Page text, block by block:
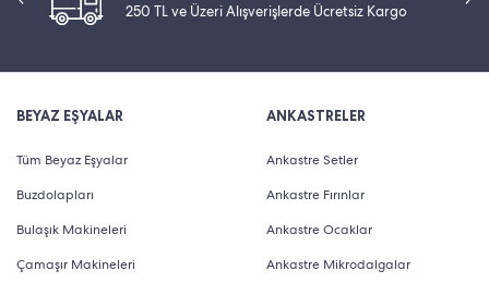
250 TL ve Üzeri Alışverişlerde Ücretsiz Kargo
BEYAZ EŞYALAR
Tüm Beyaz Eşyalar
Buzdolapları
Bulaşık Makineleri
Çamaşır Makineleri
ANKASTRELER
Ankastre Setler
Ankastre Fırınlar
Ankastre Ocaklar
Ankastre Mikrodalgalar